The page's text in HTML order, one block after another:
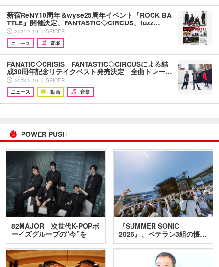
新宿ReNY10周年＆wyse25周年イベント『ROCK BA
TTLE』開催決定、FANTASTIC◇CIRCUS、fuzz…
2024.1.19 ｜ SPICER
ニュース
音楽
FANATIC◇CRISIS、FANTASTIC◇CIRCUSによる結
成30周年記念リテイクベスト発売決定 全曲トレー…
2023.2.10 ｜ SPICER
ニュース
動画 音楽
POWER PUSH
82MAJOR 次世代K-POPボ
ーイズグループの“今”を
訊…
『SUMMER SONIC
2026』、ベテラン3組の懐…